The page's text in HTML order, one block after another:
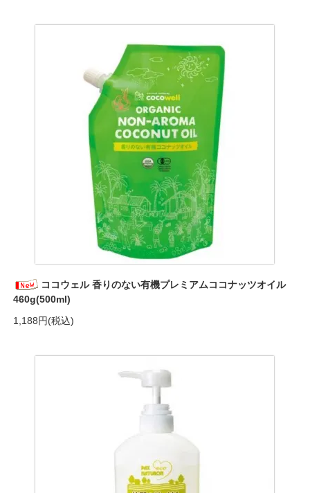
ココウェル 香りのない有機プレミアムココナッツオイル
460g(500ml)
1,188円(税込)